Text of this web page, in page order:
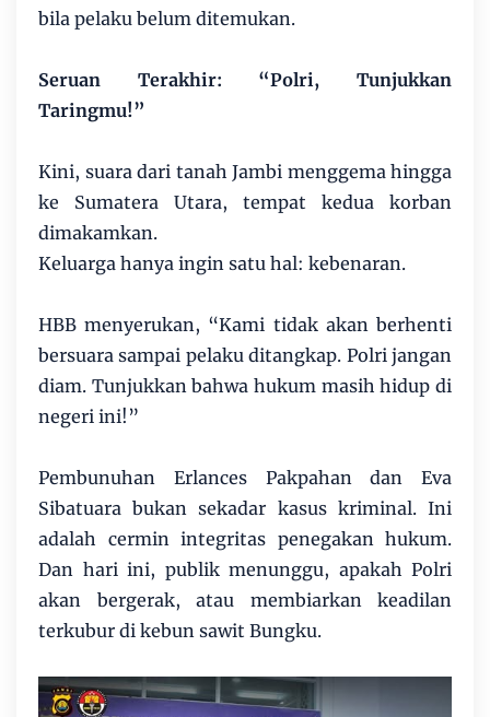
bila pelaku belum ditemukan.
Seruan Terakhir: “Polri, Tunjukkan
Taringmu!”
Kini, suara dari tanah Jambi menggema hingga
ke Sumatera Utara, tempat kedua korban
dimakamkan.
Keluarga hanya ingin satu hal: kebenaran.
HBB menyerukan, “Kami tidak akan berhenti
bersuara sampai pelaku ditangkap. Polri jangan
diam. Tunjukkan bahwa hukum masih hidup di
negeri ini!”
Pembunuhan Erlances Pakpahan dan Eva
Sibatuara bukan sekadar kasus kriminal. Ini
adalah cermin integritas penegakan hukum.
Dan hari ini, publik menunggu, apakah Polri
akan bergerak, atau membiarkan keadilan
terkubur di kebun sawit Bungku.